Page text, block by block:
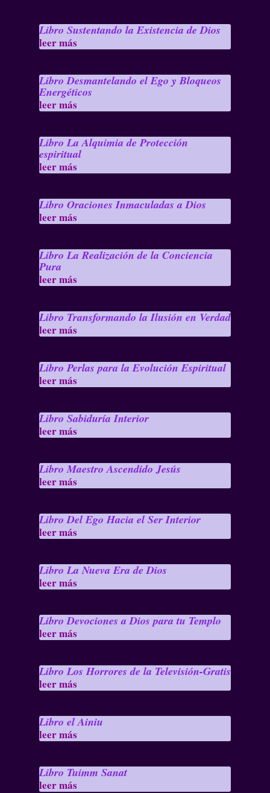
Libro Sustentando la Existencia de Dios
leer más
Libro Desmantelando el Ego y Bloqueos
Energéticos
leer más
Libro La Alquimia de Protección
espiritual
leer más
Libro Oraciones Inmaculadas a Dios
leer más
Libro La Realización de la Conciencia
Pura
leer más
Libro Transformando la Ilusión en Verdad
leer más
Libro Perlas para la Evolución Espiritual
leer más
Libro Sabiduría Interior
leer más
Libro Maestro Ascendido Jesús
leer más
Libro Del Ego Hacia el Ser Interior
leer más
Libro La Nueva Era de Dios
leer más
Libro Devociones a Dios para tu Templo
leer más
Libro Los Horrores de la Televisión-Gratis
leer más
Libro el Ainiu
leer más
Libro Tuimm Sanat
leer más